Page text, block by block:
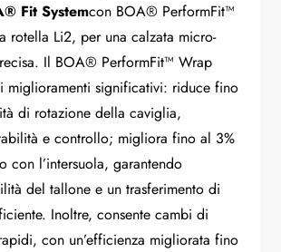
Fit Systemcon BOA® PerformFit™
rotella Li2, per una calzata micro-
Il BOA® PerformFit™ Wrap
miglioramenti significativi: riduce fino
di rotazione della caviglia,
e controllo; migliora fino al 3%
con l’intersuola, garantendo
del tallone e un trasferimento di
Inoltre, consente cambi di
con un’efficienza migliorata fino